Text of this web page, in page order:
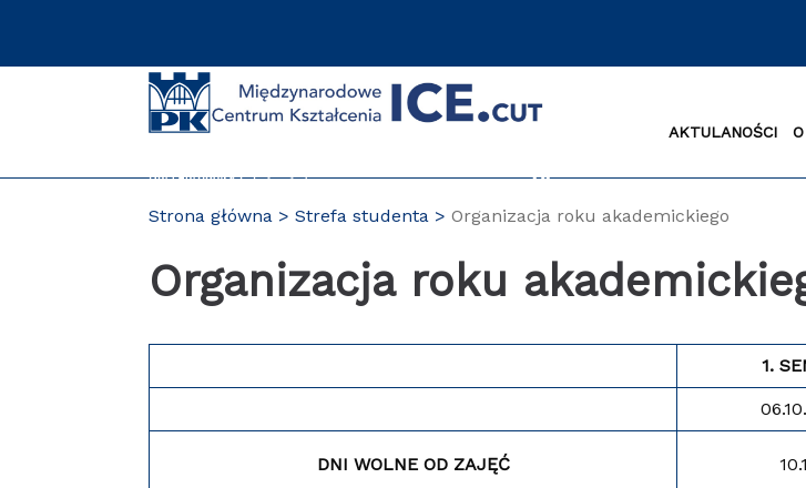
AKTULANOŚCI
Strona główna Strefa studenta Organizacja roku akademickiego
Organizacja roku
1.
DNI WOLNE OD ZAJĘĆ